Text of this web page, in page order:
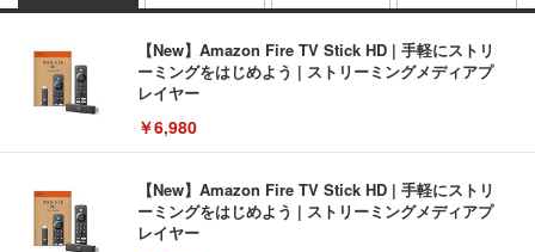
【New】Amazon Fire TV Stick HD | 手軽にストリ
ーミングをはじめよう | ストリーミングメディアプ
レイヤー
￥6,980
【New】Amazon Fire TV Stick HD | 手軽にストリ
ーミングをはじめよう | ストリーミングメディアプ
レイヤー